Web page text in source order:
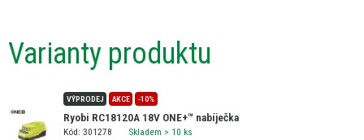
Varianty produktu
VÝPRODEJ AKCE -10%
Ryobi RC18120A 18V ONE+™ nabíječka
Kód: 301278 Skladem > 10 ks